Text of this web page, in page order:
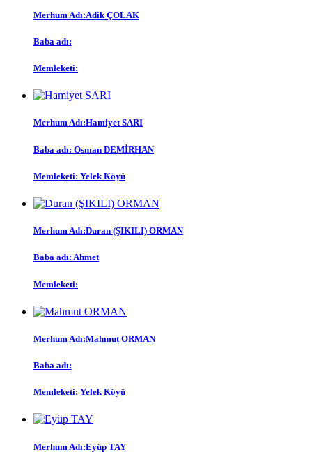
Merhum Adı:Adik ÇOLAK
Baba adı:
Memleketi:
Merhum Adı:Hamiyet SARI
Baba adı: Osman DEMİRHAN
Memleketi: Yelek Köyü
Merhum Adı:Duran (ŞIKILI) ORMAN
Baba adı: Ahmet
Memleketi:
Merhum Adı:Mahmut ORMAN
Baba adı:
Memleketi: Yelek Köyü
Merhum Adı:Eyüp TAY